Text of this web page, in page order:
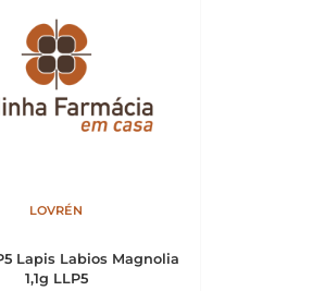
LOVRÉN
Lapis Labios Magnolia
1,1g LLP5